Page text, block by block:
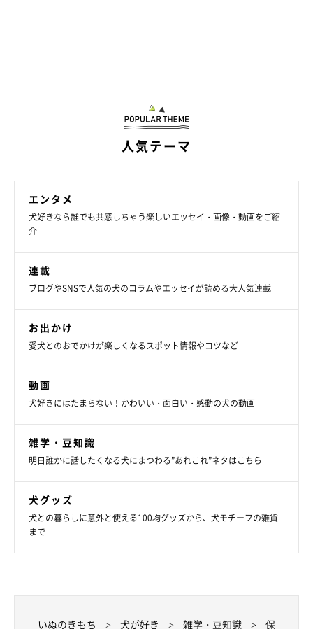
@charosan222
ほかにも、一緒に暮らすなかでチャロちゃんに嬉しい変化があっ
たそう。チャロちゃんは
ション”をしていた」といい、ご家族がたった10分ほど外出した
だけでも、帰宅した際には狂ったようにしっぽを振ってうれショ
ンをしていたのだとか。
そのようなときに、飼い主さんは 「おとなになったなー」とチャ
人気テーマ
エンタメ
犬好きなら誰でも共感しちゃう楽しいエッセイ・画像・動画をご紹
介
連載
ブログやSNSで人気の犬のコラムやエッセイが読める大人気連載
お出かけ
愛犬とのおでかけが楽しくなるスポット情報やコツなど
動画
犬好きにはたまらない！かわいい・面白い・感動の犬の動画
雑学・豆知識
明日誰かに話したくなる犬にまつわる”あれこれ”ネタはこちら
犬グッズ
犬との暮らしに意外と使える100均グッズから、犬モチーフの雑貨
まで
いぬのきもち 犬が好き 雑学・豆知識 保